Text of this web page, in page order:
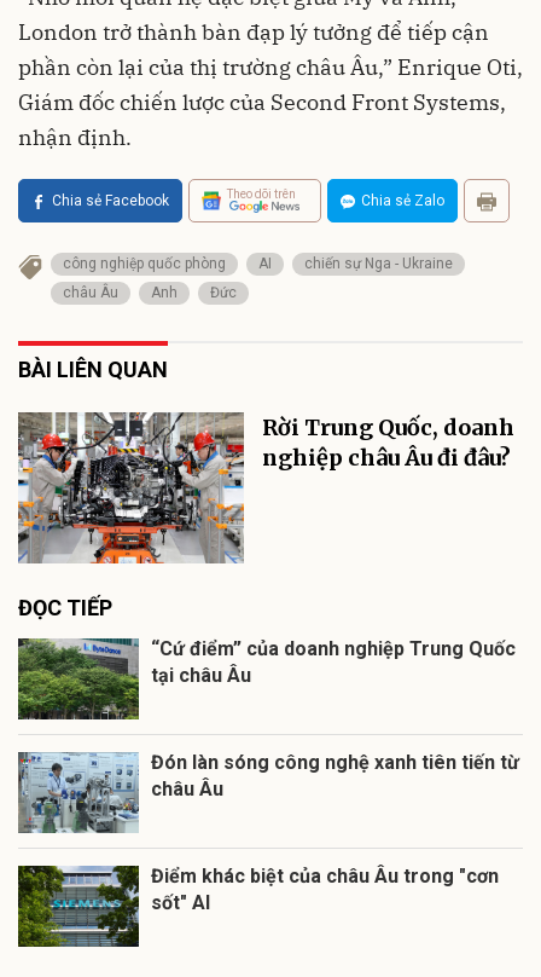
London trở thành bàn đạp lý tưởng để tiếp cận
phần còn lại của thị trường châu Âu,” Enrique Oti,
Giám đốc chiến lược của Second Front Systems,
nhận định.
Chia sẻ Facebook Theo dõi trên Chia sẻ Zalo
công nghiệp quốc phòng AI
chiến sự Nga - Ukraine
châu Âu
Anh Đức
BÀI LIÊN QUAN
Rời Trung Quốc, doanh
nghiệp châu Âu đi đâu?
ĐỌC TIẾP
“Cứ điểm” của doanh nghiệp Trung Quốc
tại châu Âu
Đón làn sóng công nghệ xanh tiên tiến từ
châu Âu
Điểm khác biệt của châu Âu trong "cơn
sốt" AI